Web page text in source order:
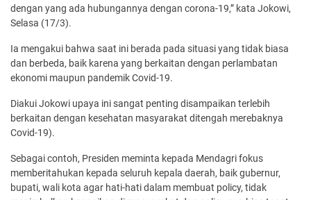
dengan yang ada hubungannya dengan corona-19,” kata Jokowi,
Selasa (17/3).
Ia mengakui bahwa saat ini berada pada situasi yang tidak biasa
dan berbeda, baik karena yang berkaitan dengan perlambatan
ekonomi maupun pandemik Covid-19.
Diakui Jokowi upaya ini sangat penting disampaikan terlebih
berkaitan dengan kesehatan masyarakat ditengah merebaknya
Covid-19).
Sebagai contoh, Presiden meminta kepada Mendagri fokus
memberitahukan kepada seluruh kepala daerah, baik gubernur,
bupati, wali kota agar hati-hati dalam membuat policy, tidak